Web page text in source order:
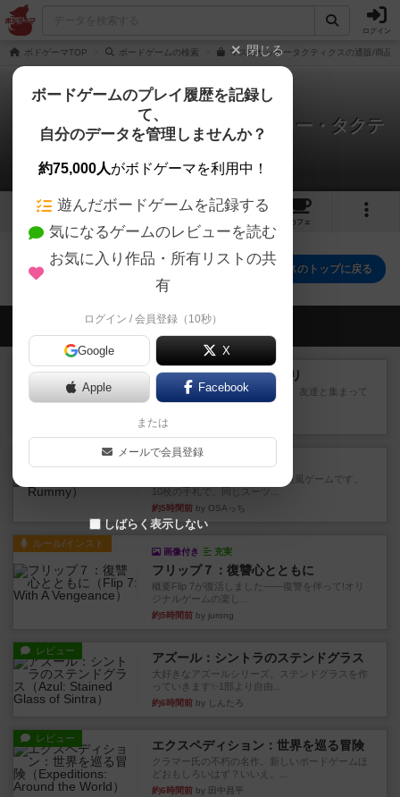
ログイン
ボドゲーマTOP ボードゲームの検索 マス目サッカータクティクスの通販/商品
現実(リアル)に迫れ！マス目サッカー・タクテ
ィクス
0件の戦略やコツ
17
カフェ
現実(リアル)に迫れ！マス目サッカー・タクティクスのトップに戻る
会員の新しい投稿
レビュー ナンジャモンジャ・ミドリ
私は吃音を持っているのですが、友達と集まって
このゲームをした際、3ゲー...
約3時間前
トランプで遊べる2人対戦の麻雀風ゲームです。
10枚の手札で、同じスーツ...
約5時間前 by OSAっち
ルール/インスト
画像付き 充実
フリップ７：復讐心とともに
概要Flip 7が復活しました――復讐を伴って!オリ
ジナルゲームの楽し...
約5時間前 by jurong
レビュー アズール：シントラのステンドグラス
大好きなアズールシリーズ。ステンドグラスを作
っていきます✨1部より自由...
約6時間前 by しんたろ
レビュー エクスペディション：世界を巡る冒険
クラマー氏の不朽の名作。新しいボードゲームほ
どおもしろいはず？いいえ。...
約6時間前 by 田中昌平
閉じる
ボードゲームのプレイ履歴を記録し
て、
自分のデータを管理しませんか？
約75,000人がボドゲーマを利用中！
遊んだボードゲームを記録する
気になるゲームのレビューを読む
お気に入り作品・所有リストの共
有
ログイン / 会員登録（10秒）
Google X
Apple Facebook
または
メールで会員登録
しばらく表示しない